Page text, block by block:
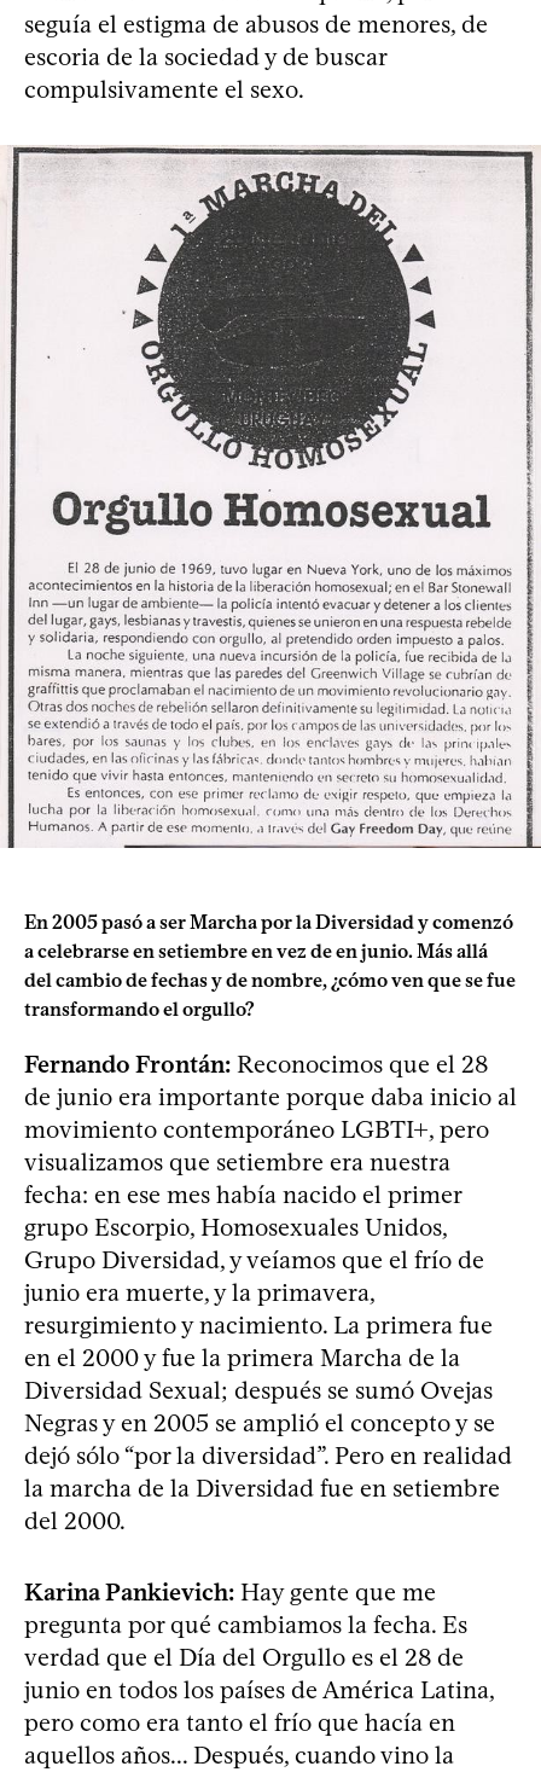
seguía el estigma de abusos de menores, de
escoria de la sociedad y de buscar
compulsivamente el sexo.
En 2005 pasó a ser Marcha por la Diversidad y comenzó
a celebrarse en setiembre en vez de en junio. Más allá
del cambio de fechas y de nombre, ¿cómo ven que se fue
transformando el orgullo?
Fernando Frontán: Reconocimos que el 28
de junio era importante porque daba inicio al
movimiento contemporáneo LGBTI+, pero
visualizamos que setiembre era nuestra
fecha: en ese mes había nacido el primer
grupo Escorpio, Homosexuales Unidos,
Grupo Diversidad, y veíamos que el frío de
junio era muerte, y la primavera,
resurgimiento y nacimiento. La primera fue
en el 2000 y fue la primera Marcha de la
Diversidad Sexual; después se sumó Ovejas
Negras y en 2005 se amplió el concepto y se
dejó sólo “por la diversidad”. Pero en realidad
la marcha de la Diversidad fue en setiembre
del 2000.
Karina Pankievich: Hay gente que me
pregunta por qué cambiamos la fecha. Es
verdad que el Día del Orgullo es el 28 de
junio en todos los países de América Latina,
pero como era tanto el frío que hacía en
aquellos años... Después, cuando vino la